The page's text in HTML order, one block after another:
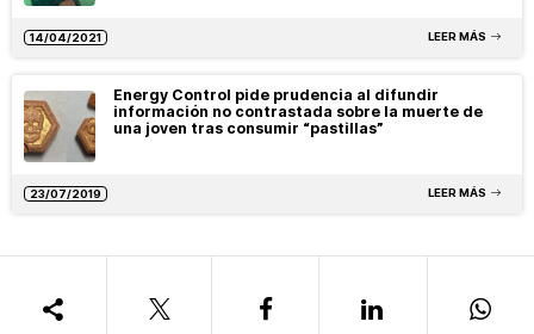
14/04/2021 LEER MÁS
Energy Control pide prudencia al difundir
información no contrastada sobre la muerte de
una joven tras consumir “pastillas”
23/07/2019 LEER MÁS